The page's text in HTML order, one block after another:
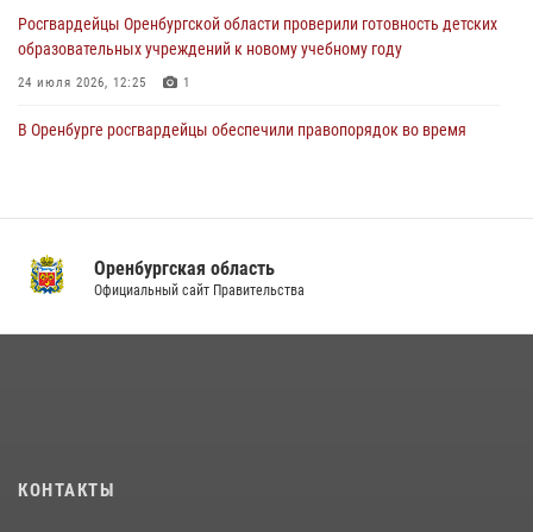
Росгвардейцы Оренбургской области проверили готовность детских
образовательных учреждений к новому учебному году
24 июля 2026, 12:25 1
В Оренбурге росгвардейцы обеспечили правопорядок во время
08 июля 2026, 12:58 4
14 июля 2026, 10:43
Оренбургская область
Официальный сайт Правительства
КОНТАКТЫ